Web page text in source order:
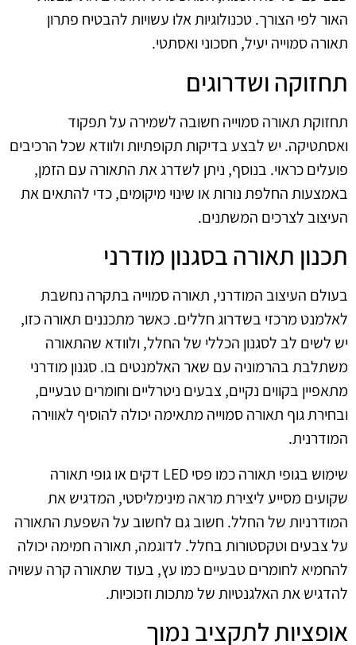
האור לפי הצורך. טכנולוגיות אלו עשויות להבטיח פתרון
תאורה סמוייה יעיל, חסכוני ואסתטי.
תחזוקה ושדרוגים
תחזוקת תאורה סמוייה חשובה לשמירה על תפקוד
ואסתטיקה. יש לבצע בדיקות תקופתיות ולוודא שכל הרכיבים
פועלים כראוי. בנוסף, ניתן לשדרג את התאורה עם הזמן,
באמצעות החלפת נורות או שינוי מיקומים, כדי להתאים את
העיצוב לצרכים המשתנים.
תכנון תאורה בסגנון מודרני
בעולם העיצוב המודרני, תאורה סמוייה בתקרה נחשבת
לאלמנט מרכזי בשדרוג חללים. כאשר מתכננים תאורה כזו,
יש לשים לב לסגנון הכללי של החלל, ולוודא שהתאורה
משתלבת בהרמוניה עם שאר האלמנטים בו. סגנון מודרני
מתאפיין בקווים נקיים, צבעים ניטרליים וחומרים טבעיים,
ובחירת גוף תאורה סמוייה מתאימה יכולה להוסיף לאווירה
המודרנית.
שימוש בגופי תאורה כמו פסי LED דקים או גופי תאורה
שקועים מסייע ליצירת מראה מינימליסטי, המדגיש את
המודרניות של החלל. חשוב גם לחשוב על השפעת התאורה
על צבעים וטקסטורות בחלל. לדוגמה, תאורה חמימה יכולה
להחמיא לחומרים טבעיים כמו עץ, בעוד שתאורה קרה עשויה
להדגיש את האלגנטיות של מתכות וזכוכיות.
אופציות לתקציב נמוך